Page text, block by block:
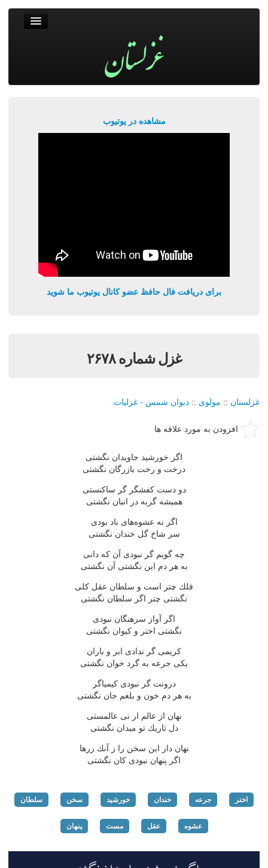
مشاهده در یوتیوب
برای دریافت فال حافظ عضو کانال یوتیوب ما شوید
غزل شماره ۲۶۷۸
غزلستان :: مولوی :: دیوان شمس - غزلیات
افزودن به مورد علاقه ها
اگر خورشید جاویدان نگشتی
درخت و رخت بازرگان نگشتی
دو دست كفشگر گر ساكنستی
همیشه گربه در انبان نگشتی
اگر نه عشوه‌های باد بودی
سر شاخ گل خندان نگشتی
چه گویم گر نبودی آن كه دانی
به هر دم این نگشتی آن نگشتی
فلك چتر است و سلطان عقل كلی
نگشتی چتر اگر سلطان نگشتی
اگر آواز سرهنگان نبودی
نگشتی اختر و كیوان نگشتی
كریمی گر ندادی ابر و باران
یكی جرعه به گرد خوان نگشتی
درونت گر نبودی كیمیاگر
به هر دم خون و بلغم جان نگشتی
نهان از عالم ار نی عالمستی
دل تاریك تو میدان نگشتی
نهان دار این سخن را ز آنك زرها
اگر پنهان نبودی كان نگشتی
اختر جرعه خندان خورشید سخن سلطان
عشوه عقل مست پنهان